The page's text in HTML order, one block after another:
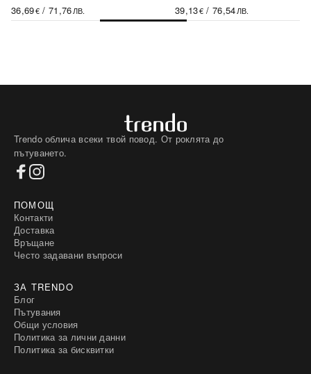
36,69€/ 71,76ЛВ.
39,13€/ 76,54ЛВ.
Trendo облича всеки твой повод. От роклята до
пътуването.
ПОМОЩ
Контакти
Доставка
Връщане
Често задавани въпроси
ЗА TRENDO
Блог
Пътувания
Общи условия
Политика за лични данни
Политика за бисквитки